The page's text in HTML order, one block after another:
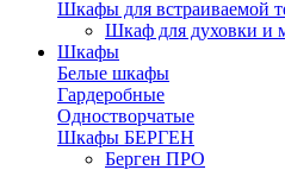
Шкафы для встраиваемой
Шкаф для духовки и
Шкафы
Белые шкафы
Гардеробные
Одностворчатые
Шкафы БЕРГЕН
Берген ПРО